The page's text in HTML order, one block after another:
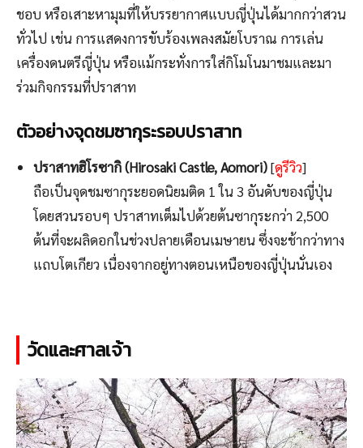
ชอบ หรือเสาะหามุมที่ให้บรรยากาศแบบญี่ปุ่นได้มากกว่าสวน
ทั่วไป เช่น การแสดงการขับร้องเพลงสมัยโบราณ การเล่น
เครื่องดนตรีญี่ปุ่น หรือแม้กระทั่งการใส่กิโมโนมาชมและมา
ร่วมกิจกรรมที่ปราสาท
ตัวอย่างจุดชมซากุระรอบปราสาท
ปราสาทฮิโรซากิ (Hirosaki Castle, Aomori)[ดูรีวิว]
ถือเป็นจุดชมซากุระยอดนิยมติด 1 ใน 3 อันดับของญี่ปุ่น
โดยสวนรอบๆ ปราสาทเต็มไปด้วยต้นซากุระกว่า 2,500
ต้นที่จะผลิดอกในช่วงปลายเดือนเมษายน ซึ่งจะช้ากว่าทาง
แถบโตเกียว เนื่องจากอยู่ทางตอนเหนือของญี่ปุ่นนั่นเอง
วัดและศาลเจ้า